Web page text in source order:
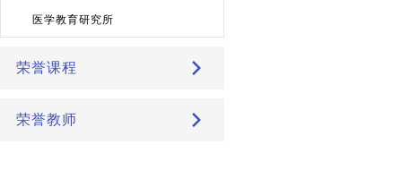
医学教育研究所
荣誉课程
荣誉教师